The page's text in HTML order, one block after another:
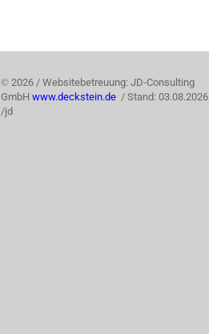
© 2026 / Websitebetreuung: JD-Consulting
GmbH www.deckstein.de / Stand: 03.08.2026
/jd